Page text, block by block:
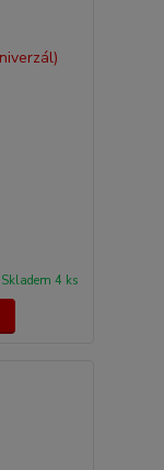
Skladem 4 ks